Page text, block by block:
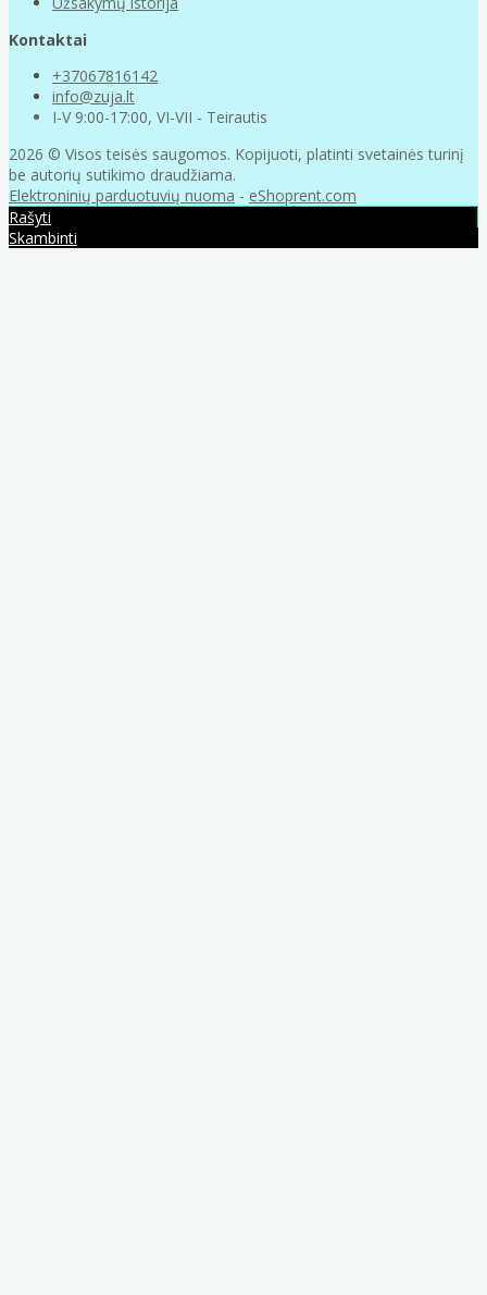
Kontaktai
+37067816142
info@zuja.lt
I-V 9:00-17:00, VI-VII - Teirautis
2026 © Visos teisės saugomos. Kopijuoti, platinti svetainės turinį
be autorių sutikimo draudžiama.
Elektroninių parduotuvių nuoma - eShoprent.com
Rašyti
Skambinti